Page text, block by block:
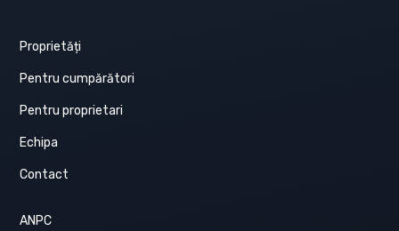
Proprietăți
Pentru cumpărători
Pentru proprietari
Echipa
Contact
ANPC